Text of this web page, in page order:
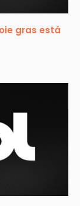
gras está